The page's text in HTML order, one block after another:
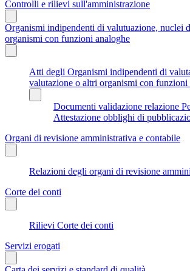
Controlli e rilievi sull'amministrazione
Organismi indipendenti di valutuazione, nuclei
organismi con funzioni analoghe
Atti degli Organismi indipendenti di
valutazione o altri organismi con funzioni
Documenti validazione relazione
Attestazione obblighi di
Organi di revisione amministrativa e contabile
Relazioni degli organi di revisione
Corte dei conti
Rilievi Corte dei conti
Servizi erogati